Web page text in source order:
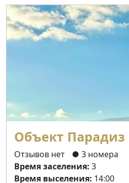
Объект Парадиз
Отзывов нет
● 3 номера
Время заселения: 3
Время выселения: 14:00